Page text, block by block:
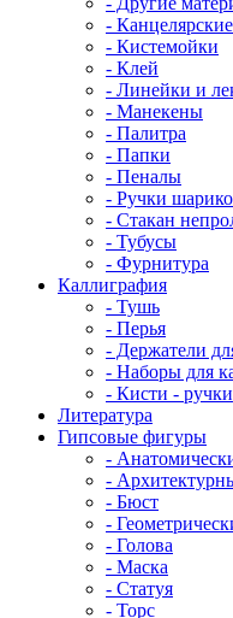
-
- Кистемойки
- Клей
- Линейки и
- Манекены
- Палитра
- Папки
- Пеналы
- Ручки
- Стакан
- Тубусы
- Фурнитура
Каллиграфия
- Тушь
- Перья
- Держатели
- Наборы для
- Кисти - ручки
Литература
Гипсовые фигуры
-
-
- Бюст
-
- Голова
- Маска
- Статуя
- Торс